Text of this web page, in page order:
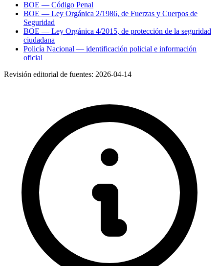
BOE — Código Penal
BOE — Ley Orgánica 2/1986, de Fuerzas y Cuerpos de
Seguridad
BOE — Ley Orgánica 4/2015, de protección de la seguridad
ciudadana
Policía Nacional — identificación policial e información
oficial
Revisión editorial de fuentes: 2026-04-14